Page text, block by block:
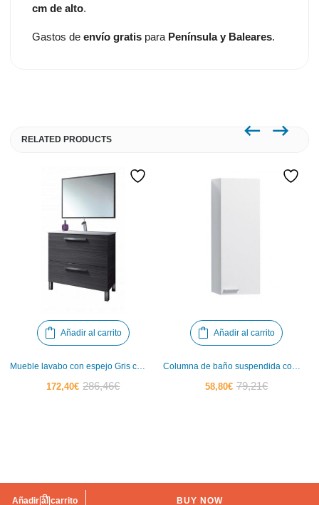
Añadir al carrito BUY NOW
cm de alto.
Gastos deenvío gratis para Península y Baleares.
RELATED PRODUCTS
Añadir al carrito
Mueble lavabo con espejo Gris ceniza IBERODEPOT
172,40€El286,46€El
Añadir al carrito
Columna de baño suspendida con puerta IBERODEPOT
58,80€El79,21€El